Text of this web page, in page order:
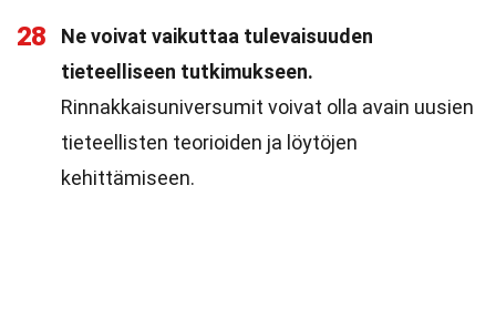
28
Ne voivat vaikuttaa tulevaisuuden
tieteelliseen tutkimukseen.
Rinnakkaisuniversumit voivat olla avain uusien
tieteellisten teorioiden ja löytöjen
kehittämiseen.